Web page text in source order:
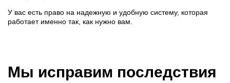
У вас есть право на надежную и удобную систему, которая
работает именно так, как нужно вам.
Мы исправим последствия